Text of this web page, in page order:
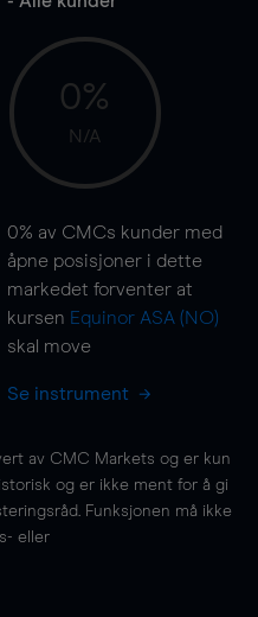
0%
N/A
0% av CMCs kunder med
åpne posisjoner i dette
markedet forventer at
kursen Equinor ASA (NO)
skal move
Se instrument
av CMC Markets og er kun
og er ikke ment for å gi
Funksjonen må ikke
eller